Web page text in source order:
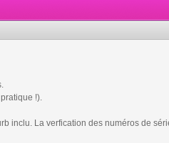
!).
inclu. La verfication des numéros de